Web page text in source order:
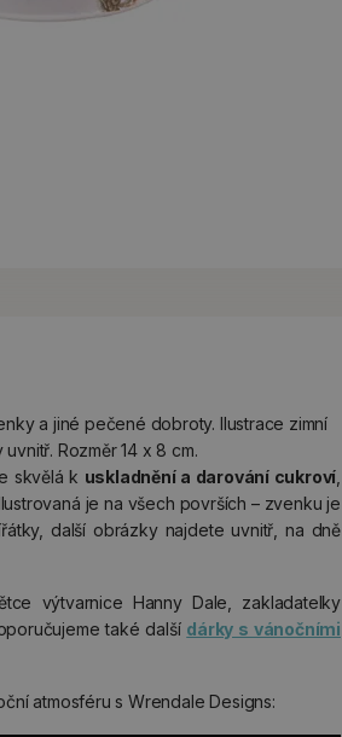
a jiné pečené dobroty. Ilustrace zimní
Rozměr 14 x 8 cm.
skvělá k uskladnění a darování cukroví
je na všech površích – zvenku je
další obrázky najdete uvnitř, na dně
výtvarnice Hanny Dale, zakladatelky
také další dárky s vánočními
atmosféru s Wrendale Designs: